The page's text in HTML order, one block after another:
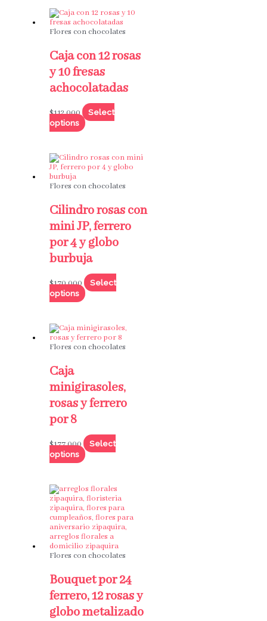
Flores con chocolates
Caja con 12 rosas
y 10 fresas
achocolatadas
$112,000
Select
options
Flores con chocolates
Cilindro rosas con
mini JP, ferrero
por 4 y globo
burbuja
$170,000
Select
options
Flores con chocolates
Caja
minigirasoles,
rosas y ferrero
por 8
$177,000
Select
options
Flores con chocolates
Bouquet por 24
ferrero, 12 rosas y
globo metalizado